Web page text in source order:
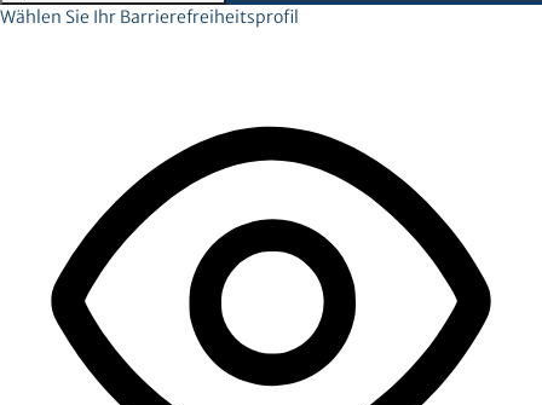
Wählen Sie Ihr Barrierefreiheitsprofil